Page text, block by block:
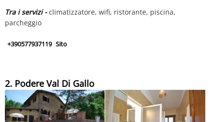
Tra i servizi -climatizzatore, wifi, ristorante, piscina,
parcheggio
+390577937119 Sito
2. Podere Val Di Gallo